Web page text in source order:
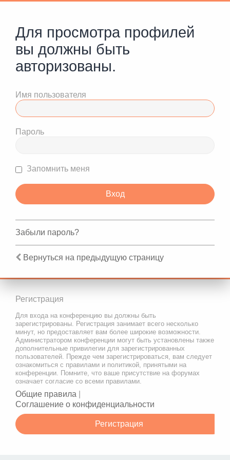
Для просмотра профилей
вы должны быть
авторизованы.
Имя пользователя
Пароль
Запомнить меня
Забыли пароль?
Вернуться на предыдущую страницу
Регистрация
Для входа на конференцию вы должны быть
зарегистрированы. Регистрация занимает всего несколько
минут, но предоставляет вам более широкие возможности.
Администратором конференции могут быть установлены также
дополнительные привилегии для зарегистрированных
пользователей. Прежде чем зарегистрироваться, вам следует
ознакомиться с правилами и политикой, принятыми на
конференции. Помните, что ваше присутствие на форумах
означает согласие со всеми правилами.
Общие правила
Соглашение о конфиденциальности
Регистрация